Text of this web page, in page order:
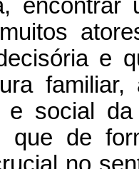
encontrar
e
e social
que de